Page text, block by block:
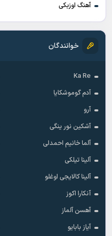
آهنگ اوزبکی
خوانندگان
Ka Re
آدم گوموشکایا
آرو
آشکین نور ینگی
آلما خانیم احمدلی
آلینا تیلکی
آلینا کالایجی اوغلو
آنکارا اکوز
آهسن آلماز
آیاز بابایو